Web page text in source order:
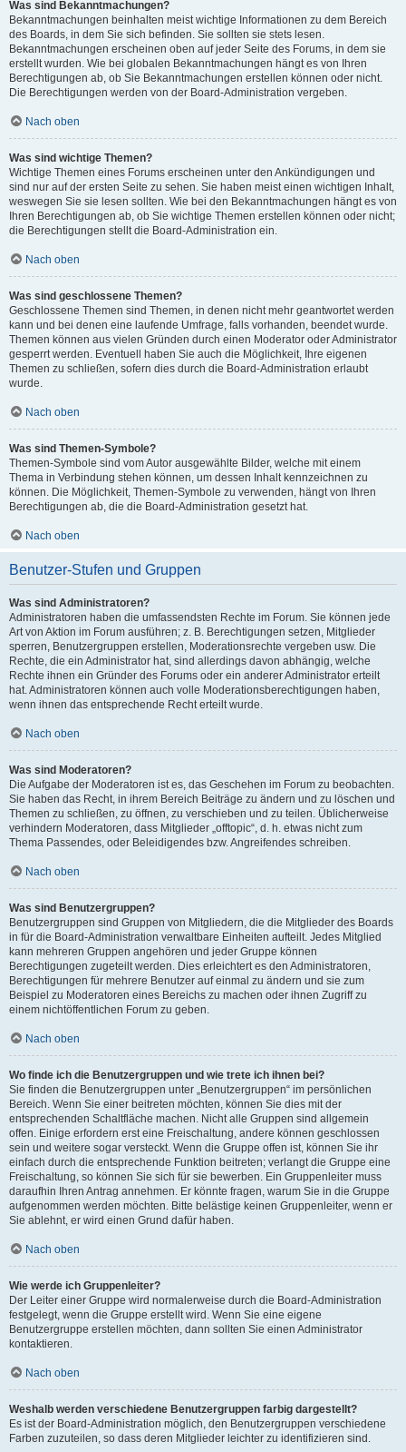
Was sind Bekanntmachungen?
Bekanntmachungen beinhalten meist wichtige Informationen zu dem Bereich
des Boards, in dem Sie sich befinden. Sie sollten sie stets lesen.
Bekanntmachungen erscheinen oben auf jeder Seite des Forums, in dem sie
erstellt wurden. Wie bei globalen Bekanntmachungen hängt es von Ihren
Berechtigungen ab, ob Sie Bekanntmachungen erstellen können oder nicht.
Die Berechtigungen werden von der Board-Administration vergeben.
Nach oben
Was sind wichtige Themen?
Wichtige Themen eines Forums erscheinen unter den Ankündigungen und
sind nur auf der ersten Seite zu sehen. Sie haben meist einen wichtigen Inhalt,
weswegen Sie sie lesen sollten. Wie bei den Bekanntmachungen hängt es von
Ihren Berechtigungen ab, ob Sie wichtige Themen erstellen können oder nicht;
die Berechtigungen stellt die Board-Administration ein.
Nach oben
Was sind geschlossene Themen?
Geschlossene Themen sind Themen, in denen nicht mehr geantwortet werden
kann und bei denen eine laufende Umfrage, falls vorhanden, beendet wurde.
Themen können aus vielen Gründen durch einen Moderator oder Administrator
gesperrt werden. Eventuell haben Sie auch die Möglichkeit, Ihre eigenen
Themen zu schließen, sofern dies durch die Board-Administration erlaubt
wurde.
Nach oben
Was sind Themen-Symbole?
Themen-Symbole sind vom Autor ausgewählte Bilder, welche mit einem
Thema in Verbindung stehen können, um dessen Inhalt kennzeichnen zu
können. Die Möglichkeit, Themen-Symbole zu verwenden, hängt von Ihren
Berechtigungen ab, die die Board-Administration gesetzt hat.
Nach oben
Benutzer-Stufen und Gruppen
Was sind Administratoren?
Administratoren haben die umfassendsten Rechte im Forum. Sie können jede
Art von Aktion im Forum ausführen; z. B. Berechtigungen setzen, Mitglieder
sperren, Benutzergruppen erstellen, Moderationsrechte vergeben usw. Die
Rechte, die ein Administrator hat, sind allerdings davon abhängig, welche
Rechte ihnen ein Gründer des Forums oder ein anderer Administrator erteilt
hat. Administratoren können auch volle Moderationsberechtigungen haben,
wenn ihnen das entsprechende Recht erteilt wurde.
Nach oben
Was sind Moderatoren?
Die Aufgabe der Moderatoren ist es, das Geschehen im Forum zu beobachten.
Sie haben das Recht, in ihrem Bereich Beiträge zu ändern und zu löschen und
Themen zu schließen, zu öffnen, zu verschieben und zu teilen. Üblicherweise
verhindern Moderatoren, dass Mitglieder „offtopic“, d. h. etwas nicht zum
Thema Passendes, oder Beleidigendes bzw. Angreifendes schreiben.
Nach oben
Was sind Benutzergruppen?
Benutzergruppen sind Gruppen von Mitgliedern, die die Mitglieder des Boards
in für die Board-Administration verwaltbare Einheiten aufteilt. Jedes Mitglied
kann mehreren Gruppen angehören und jeder Gruppe können
Berechtigungen zugeteilt werden. Dies erleichtert es den Administratoren,
Berechtigungen für mehrere Benutzer auf einmal zu ändern und sie zum
Beispiel zu Moderatoren eines Bereichs zu machen oder ihnen Zugriff zu
einem nichtöffentlichen Forum zu geben.
Nach oben
Wo finde ich die Benutzergruppen und wie trete ich ihnen bei?
Sie finden die Benutzergruppen unter „Benutzergruppen“ im persönlichen
Bereich. Wenn Sie einer beitreten möchten, können Sie dies mit der
entsprechenden Schaltfläche machen. Nicht alle Gruppen sind allgemein
offen. Einige erfordern erst eine Freischaltung, andere können geschlossen
sein und weitere sogar versteckt. Wenn die Gruppe offen ist, können Sie ihr
einfach durch die entsprechende Funktion beitreten; verlangt die Gruppe eine
Freischaltung, so können Sie sich für sie bewerben. Ein Gruppenleiter muss
daraufhin Ihren Antrag annehmen. Er könnte fragen, warum Sie in die Gruppe
aufgenommen werden möchten. Bitte belästige keinen Gruppenleiter, wenn er
Sie ablehnt, er wird einen Grund dafür haben.
Nach oben
Wie werde ich Gruppenleiter?
Der Leiter einer Gruppe wird normalerweise durch die Board-Administration
festgelegt, wenn die Gruppe erstellt wird. Wenn Sie eine eigene
Benutzergruppe erstellen möchten, dann sollten Sie einen Administrator
kontaktieren.
Nach oben
Weshalb werden verschiedene Benutzergruppen farbig dargestellt?
Es ist der Board-Administration möglich, den Benutzergruppen verschiedene
Farben zuzuteilen, so dass deren Mitglieder leichter zu identifizieren sind.